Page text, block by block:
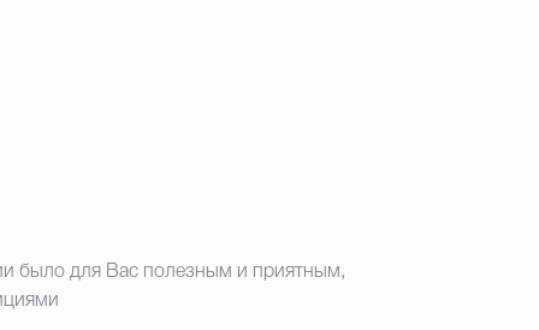
было для Вас полезным и приятным,